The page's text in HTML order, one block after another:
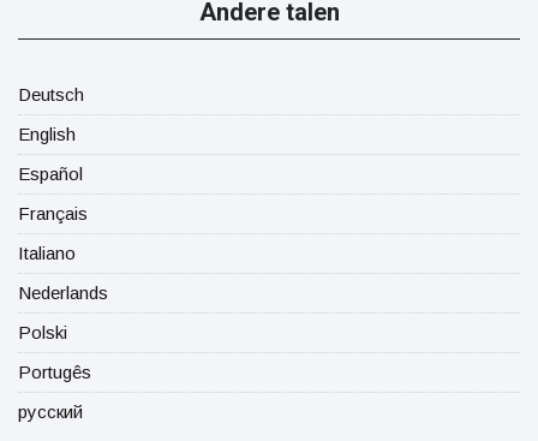
Andere talen
Deutsch
English
Español
Français
Italiano
Nederlands
Polski
Portugês
русский